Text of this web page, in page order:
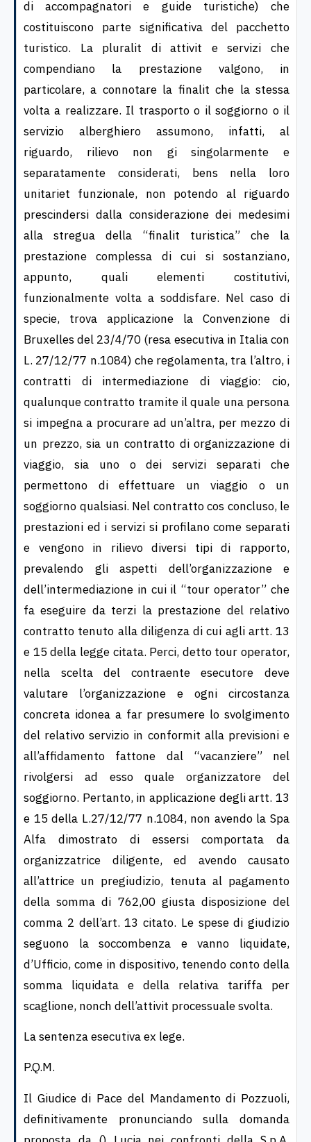
di accompagnatori e guide turistiche) che
costituiscono parte significativa del pacchetto
turistico. La pluralit di attivit e servizi che
compendiano la prestazione valgono, in
particolare, a connotare la finalit che la stessa
volta a realizzare. Il trasporto o il soggiorno o il
servizio alberghiero assumono, infatti, al
riguardo, rilievo non gi singolarmente e
separatamente considerati, bens nella loro
unitariet funzionale, non potendo al riguardo
prescindersi dalla considerazione dei medesimi
alla stregua della “finalit turistica” che la
prestazione complessa di cui si sostanziano,
appunto, quali elementi costitutivi,
funzionalmente volta a soddisfare. Nel caso di
specie, trova applicazione la Convenzione di
Bruxelles del 23/4/70 (resa esecutiva in Italia con
L. 27/12/77 n.1084) che regolamenta, tra l’altro, i
contratti di intermediazione di viaggio: cio,
qualunque contratto tramite il quale una persona
si impegna a procurare ad un’altra, per mezzo di
un prezzo, sia un contratto di organizzazione di
viaggio, sia uno o dei servizi separati che
permettono di effettuare un viaggio o un
soggiorno qualsiasi. Nel contratto cos concluso, le
prestazioni ed i servizi si profilano come separati
e vengono in rilievo diversi tipi di rapporto,
prevalendo gli aspetti dell’organizzazione e
dell’intermediazione in cui il “tour operator” che
fa eseguire da terzi la prestazione del relativo
contratto tenuto alla diligenza di cui agli artt. 13
e 15 della legge citata. Perci, detto tour operator,
nella scelta del contraente esecutore deve
valutare l’organizzazione e ogni circostanza
concreta idonea a far presumere lo svolgimento
del relativo servizio in conformit alla previsioni e
all’affidamento fattone dal “vacanziere” nel
rivolgersi ad esso quale organizzatore del
soggiorno. Pertanto, in applicazione degli artt. 13
e 15 della L.27/12/77 n.1084, non avendo la Spa
Alfa dimostrato di essersi comportata da
organizzatrice diligente, ed avendo causato
all’attrice un pregiudizio, tenuta al pagamento
della somma di 762,00 giusta disposizione del
comma 2 dell’art. 13 citato. Le spese di giudizio
seguono la soccombenza e vanno liquidate,
d’Ufficio, come in dispositivo, tenendo conto della
somma liquidata e della relativa tariffa per
scaglione, nonch dell’attivit processuale svolta.
La sentenza esecutiva ex lege.
P.Q.M.
Il Giudice di Pace del Mandamento di Pozzuoli,
definitivamente pronunciando sulla domanda